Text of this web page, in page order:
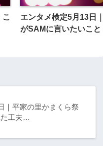
エンタメ検定5月13日
がSAMに言いたいこと
｜平家の里かまくら祭
た工夫…